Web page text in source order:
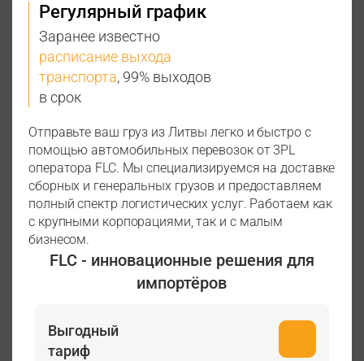
Регулярный график
Заранее известно
расписание выхода
транспорта, 99% выходов
в срок
Отправьте ваш груз из Литвы легко и быстро с
помощью автомобильных перевозок от 3PL
оператора FLC. Мы специализируемся на доставке
сборных и генеральных грузов и предоставляем
полный спектр логистических услуг. Работаем как
с крупными корпорациями, так и с малым
бизнесом.
FLC - инновационные решения для
импортёров
Выгодный
тариф